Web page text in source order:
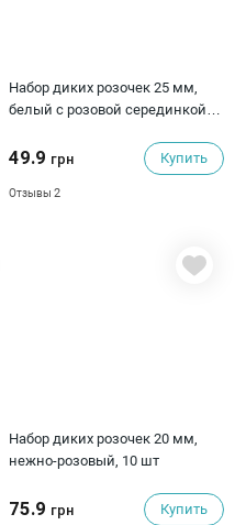
Набор диких розочек 25 мм,
белый с розовой серединкой, 5
49.9 грн Купить
Отзывы2
Набор диких розочек 20 мм,
нежно-розовый, 10 шт
75.9 грн Купить